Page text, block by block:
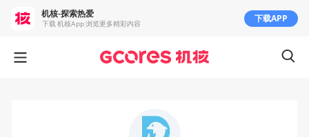
机核-探索热爱
下载 机核App 浏览更多精彩内容 下载APP